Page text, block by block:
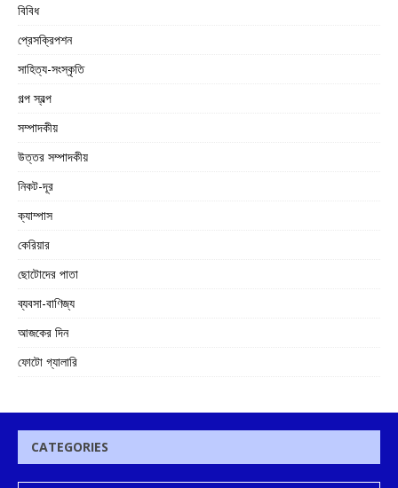
বিবিধ
প্রেসক্রিপশন
সাহিত্য-সংস্কৃতি
গল্প স্বল্প
সম্পাদকীয়
উত্তর সম্পাদকীয়
নিকট-দূর
ক্যাম্পাস
কেরিয়ার
ছোটোদের পাতা
ব্যবসা-বাণিজ্য
আজকের দিন
ফোটো গ্যালারি
CATEGORIES